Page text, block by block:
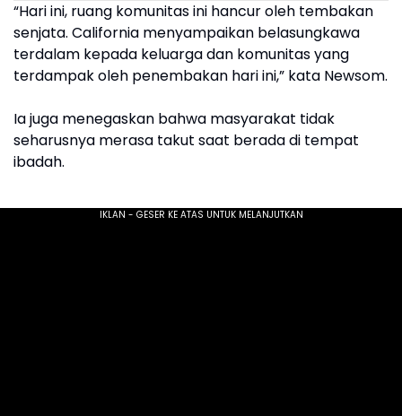
“Hari ini, ruang komunitas ini hancur oleh tembakan
senjata. California menyampaikan belasungkawa
terdalam kepada keluarga dan komunitas yang
terdampak oleh penembakan hari ini,” kata Newsom.
Ia juga menegaskan bahwa masyarakat tidak
seharusnya merasa takut saat berada di tempat
ibadah.